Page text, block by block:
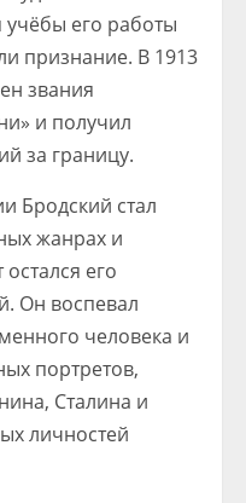
его работы
признание. В 1913
звания
и получил
за границу.
Бродский стал
жанрах и
его
Он воспевал
человека и
портретов,
Сталина и
личностей